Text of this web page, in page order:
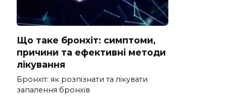
Що таке бронхіт: симптоми,
причини та ефективні методи
лікування
Бронхіт: як розпізнати та лікувати
запалення бронхів